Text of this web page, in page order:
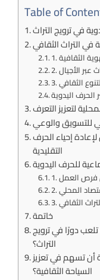
Table of
في ترويج التراث
في التراث الثقافي
الثقافية
عبر الأجيال
الثقافي
الحرف اليدوية
لتعزيز التعرف
للتسويق والوعي
إحياء الحرف
التقليدية
للحرف اليدوية
فرص العمل
المحلي
الثقافي
خاتمة
تلعب دورًا في ترويج
التراث؟
أن تسهم في تعزيز
السياحة الثقافية؟